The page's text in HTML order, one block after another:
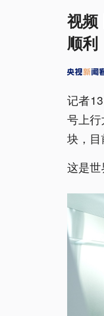
视频
顺利
记者
号上行
块，目
这是世